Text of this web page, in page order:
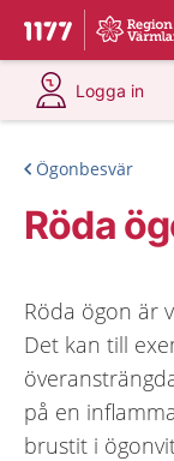
Till startsidan för
Du har
Logga in
på 1177.se
Ögonbesvär
Röda
Röda ögon är
Det kan till
på en
brustit i